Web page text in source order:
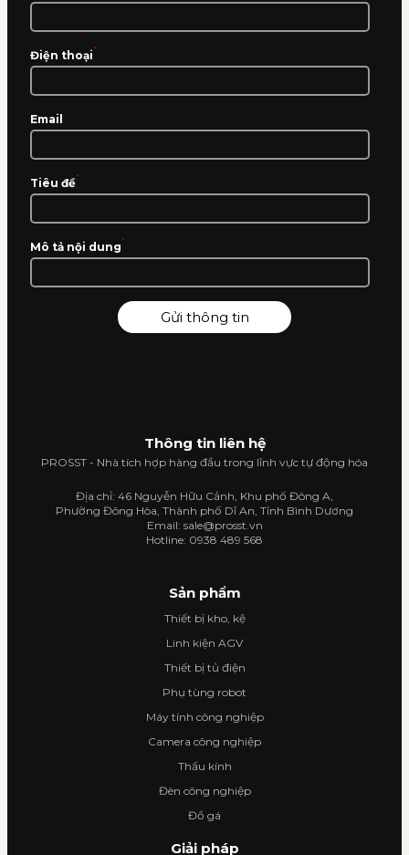
Điện thoại *
Email
Tiêu đề *
Mô tả nội dung *
Thông tin liên hệ
PROSST - Nhà tích hợp hàng đầu trong lĩnh vực tự động hóa
Địa chỉ: 46 Nguyễn Hữu Cảnh, Khu phố Đông A,
Phường Đông Hòa, Thành phố Dĩ An, Tỉnh Bình Dương
Email: sale@prosst.vn
Hotline: 0938 489 568
Sản phẩm
Thiết bị kho, kệ
Linh kiện AGV
Thiết bị tủ điện
Phụ tùng robot
Máy tính công nghiệp
Camera công nghiệp
Thấu kính
Đèn công nghiệp
Đồ gá
Giải pháp